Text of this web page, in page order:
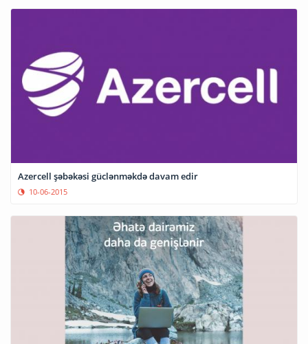
Azercell şəbəkəsi güclənməkdə davam edir
10-06-2015